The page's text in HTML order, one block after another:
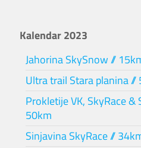
Kalendar 2023
Jahorina SkySnow //
Ultra trail Stara planina
Prokletije VK, SkyRace
50km
Sinjavina SkyRace //